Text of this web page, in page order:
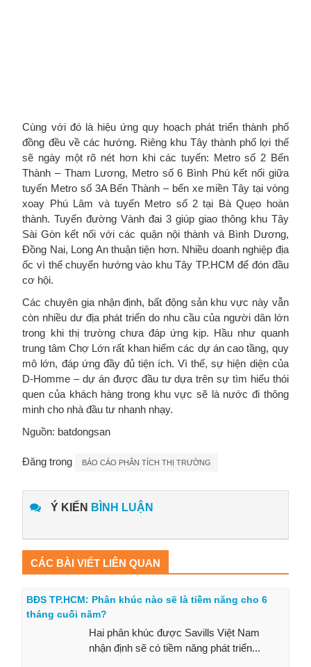
Cùng với đó là hiệu ứng quy hoạch phát triển thành phố
đồng đều về các hướng. Riêng khu Tây thành phố lợi thế
sẽ ngày một rõ nét hơn khi các tuyến: Metro số 2 Bến
Thành – Tham Lương, Metro số 6 Bình Phú kết nối giữa
tuyến Metro số 3A Bến Thành – bến xe miền Tây tại vòng
xoay Phú Lâm và tuyến Metro số 2 tại Bà Quẹo hoàn
thành. Tuyến đường Vành đai 3 giúp giao thông khu Tây
Sài Gòn kết nối với các quận nội thành và Bình Dương,
Đồng Nai, Long An thuận tiện hơn. Nhiều doanh nghiệp địa
ốc vì thế chuyển hướng vào khu Tây TP.HCM để đón đầu
cơ hội.
Các chuyên gia nhận định, bất động sản khu vực này vẫn
còn nhiều dư địa phát triển do nhu cầu của người dân lớn
trong khi thị trường chưa đáp ứng kịp. Hầu như quanh
trung tâm Chợ Lớn rất khan hiếm các dự án cao tầng, quy
mô lớn, đáp ứng đầy đủ tiện ích. Vì thế, sự hiện diện của
D-Homme – dự án được đầu tư dựa trên sự tìm hiểu thói
quen của khách hàng trong khu vực sẽ là nước đi thông
minh cho nhà đầu tư nhanh nhạy.
Nguồn: batdongsan
Đăng trong BÁO CÁO PHÂN TÍCH THỊ TRƯỜNG
Ý KIẾN BÌNH LUẬN
CÁC BÀI VIẾT LIÊN QUAN
BĐS TP.HCM: Phân khúc nào sẽ là tiềm năng cho 6
tháng cuối năm?
Hai phân khúc được Savills Việt Nam
nhận định sẽ có tiềm năng phát triển...